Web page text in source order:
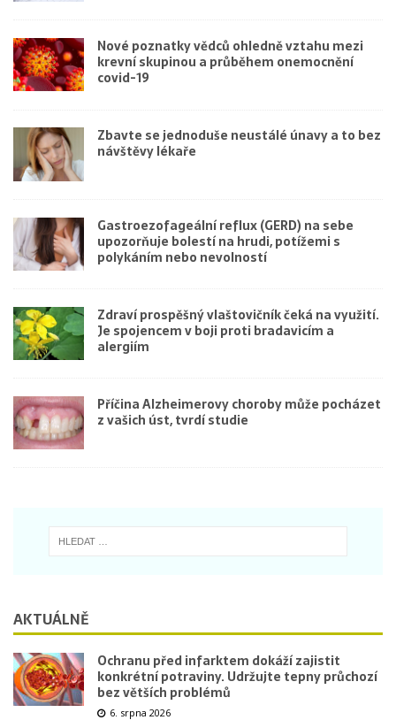
Nové poznatky vědců ohledně vztahu mezi
krevní skupinou a průběhem onemocnění
covid-19
Zbavte se jednoduše neustálé únavy a to bez
návštěvy lékaře
Gastroezofageální reflux (GERD) na sebe
upozorňuje bolestí na hrudi, potížemi s
polykáním nebo nevolností
Zdraví prospěšný vlaštovičník čeká na využití.
Je spojencem v boji proti bradavicím a
alergiím
Příčina Alzheimerovy choroby může pocházet
z vašich úst, tvrdí studie
AKTUÁLNĚ
Ochranu před infarktem dokáží zajistit
konkrétní potraviny. Udržujte tepny průchozí
bez větších problémů
6. srpna 2026